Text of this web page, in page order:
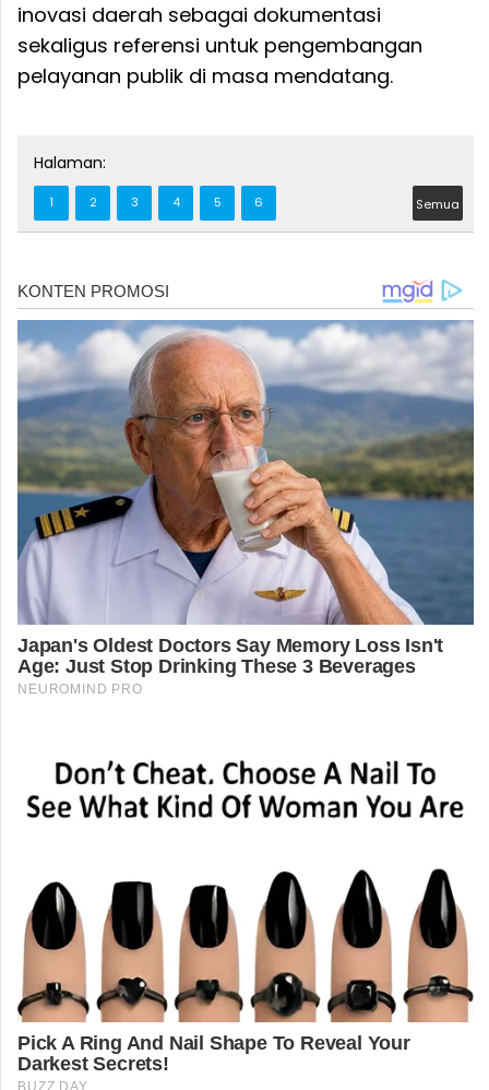
inovasi daerah sebagai dokumentasi
sekaligus referensi untuk pengembangan
pelayanan publik di masa mendatang.
Halaman:
1 2 3 4 5 6 Semua